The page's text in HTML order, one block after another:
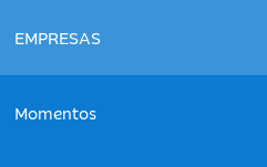
EMPRESAS
Momentos